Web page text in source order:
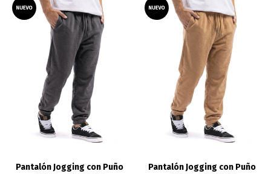
Pantalón Jogging con Puño
Pantalón Jogging con Puño